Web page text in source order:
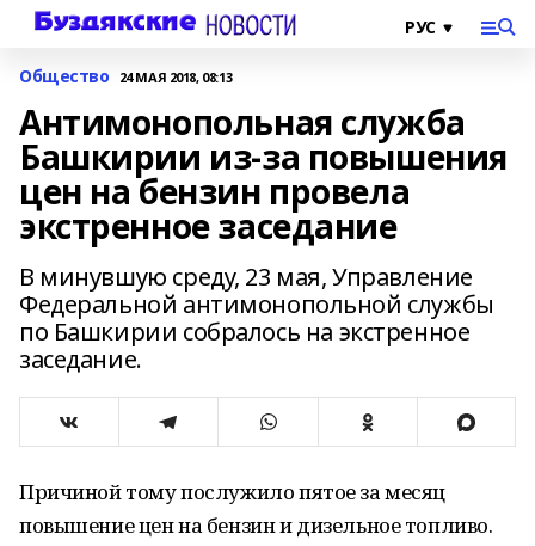
Общество 24 МАЯ 2018, 08:13
Антимонопольная служба
Башкирии из-за повышения
цен на бензин провела
экстренное заседание
В минувшую среду, 23 мая, Управление
Федеральной антимонопольной службы
по Башкирии собралось на экстренное
заседание.
Причиной тому послужило пятое за месяц
повышение цен на бензин и дизельное топливо.